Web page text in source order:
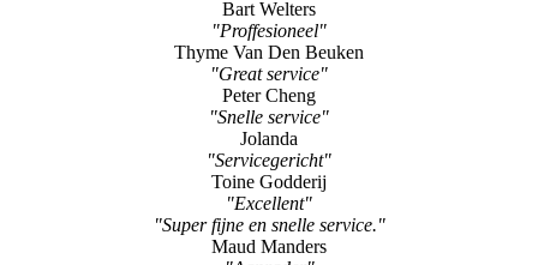
"Ontzettend goeie service en vakkundigheid!"
Erik Haas
"Perfect"
Bart Welters
"Proffesioneel"
Thyme Van Den Beuken
"Great service"
Peter Cheng
"Snelle service"
Jolanda
"Servicegericht"
Toine Godderij